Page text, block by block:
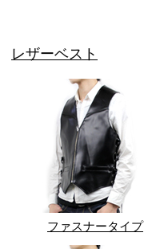
レザーベスト
ファスナータイプ